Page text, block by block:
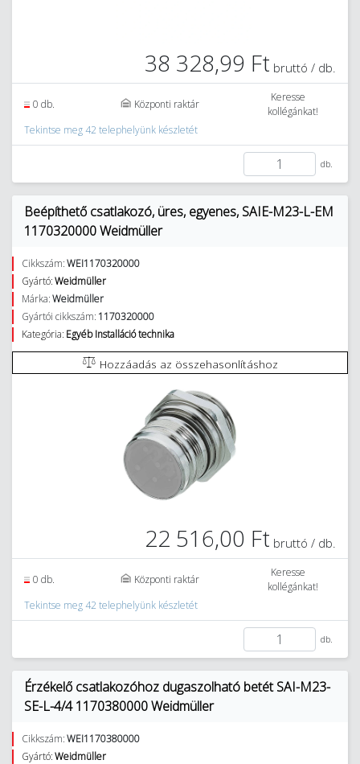
38 328,99 Ft bruttó / db.
0 db. Központi raktár
Keresse
kollégánkat!
Tekintse meg 42 telephelyünk készletét
db.
Beépíthető csatlakozó, üres, egyenes, SAIE-M23-L-EM
1170320000 Weidmüller
Cikkszám:WEI1170320000
Gyártó:Weidmüller
Márka:Weidmüller
Gyártói cikkszám: 1170320000
Kategória: Egyéb Installáció technika
Hozzáadás az összehasonlításhoz
22 516,00 Ft bruttó / db.
0 db. Központi raktár
Keresse
kollégánkat!
Tekintse meg 42 telephelyünk készletét
db.
Érzékelő csatlakozóhoz dugaszolható betét SAI-M23-
SE-L-4/4 1170380000 Weidmüller
Cikkszám:WEI1170380000
Gyártó:Weidmüller